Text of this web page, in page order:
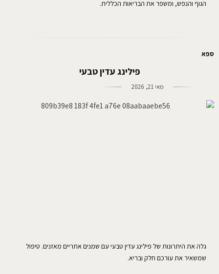
הגוף והנפש, ומשפר את הבריאות הכללית.
ספא
פילינג עדין טבעי
מאי 21, 2026
גלה את היתרונות של פילינג עדין טבעי עם שמנים אתריים מאזנים. טיפול
שמשאיר את עורכם חלק ובריא.